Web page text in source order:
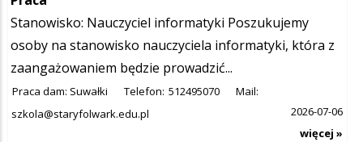
Stanowisko: Nauczyciel informatyki Poszukujemy
osoby na stanowisko nauczyciela informatyki, która z
zaangażowaniem będzie prowadzić...
Praca dam: Suwałki Telefon: 512495070
Mail:
szkola@staryfolwark.edu.pl
2026-07-06
więcej »